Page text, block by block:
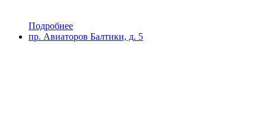
Подробнее
пр. Авиаторов Балтики, д. 5